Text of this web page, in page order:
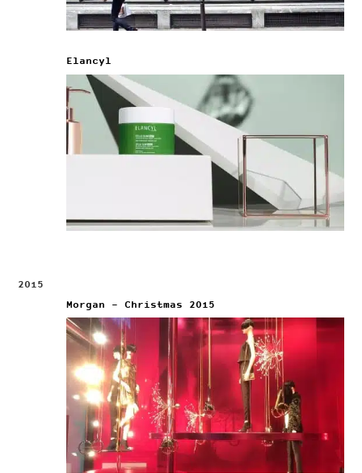
Elancyl
2015
Morgan – Christmas 2015